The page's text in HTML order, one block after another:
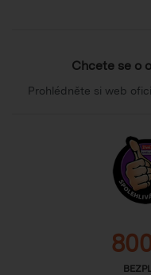
Chcete se o
Prohlédněte si web